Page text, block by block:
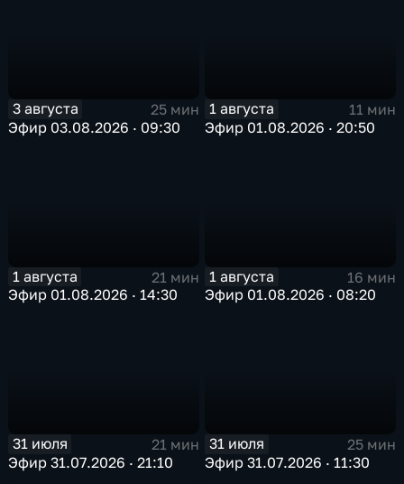
3 августа
25 мин
Эфир 03.08.2026 · 09:30
1 августа
11 мин
Эфир 01.08.2026 · 20:50
1 августа
21 мин
Эфир 01.08.2026 · 14:30
1 августа
16 мин
Эфир 01.08.2026 · 08:20
31 июля
21 мин
Эфир 31.07.2026 · 21:10
31 июля
25 мин
Эфир 31.07.2026 · 11:30